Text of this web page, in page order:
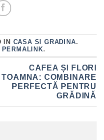
IN CASA SI GRADINA.
PERMALINK.
CAFEA ȘI FLORI
TOAMNA: COMBINARE
PERFECTĂ PENTRU
GRĂDINĂ